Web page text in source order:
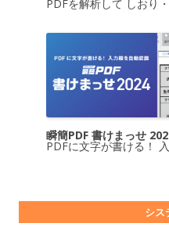
PDFを解析して しおり
瞬簡PDF 書けまっせ
PDFに文字が書ける！
シス